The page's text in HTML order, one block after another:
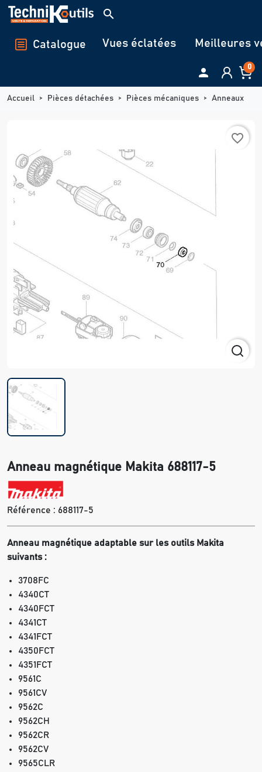
Panneau de gestion des cookies
search
Catalogue Vues éclatées Meilleures
 0
Accueil Pièces détachées Pièces mécaniques Anneaux
favorite_border
Anneau magnétique Makita 688117-5
Référence : 688117-5
Anneau magnétique adaptable sur les outils Makita
suivants :
3708FC
4340CT
4340FCT
4341CT
4341FCT
4350FCT
4351FCT
9561C
9561CV
9562C
9562CH
9562CR
9562CV
9565CLR